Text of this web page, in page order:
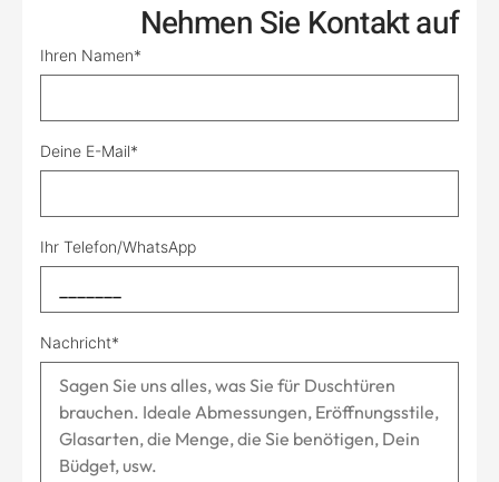
Nehmen Sie Kontakt auf
Ihren Namen*
Deine E-Mail*
Ihr Telefon/WhatsApp
Nachricht*